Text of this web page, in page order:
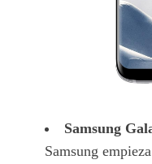
Samsung
Samsung